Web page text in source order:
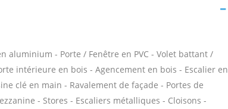
aluminium - Porte / Fenêtre en PVC - Volet battant /
intérieure en bois - Agencement en bois - Escalier en
clé en main - Ravalement de façade - Portes de
- Stores - Escaliers métalliques - Cloisons -